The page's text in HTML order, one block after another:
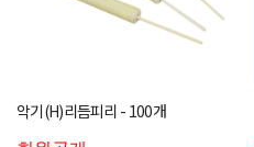
악기(H)리듬피리 - 100개